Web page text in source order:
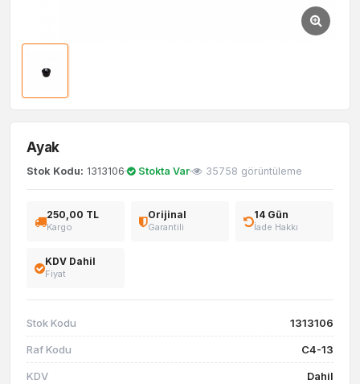
Ayak
Stok Kodu: 1313106 Stokta Var 35758 görüntüleme
250,00 TL
Kargo
Orijinal
Garantili
14 Gün
İade Hakkı
KDV Dahil
Fiyat
Stok Kodu 1313106
Raf Kodu C4-13
KDV Dahil